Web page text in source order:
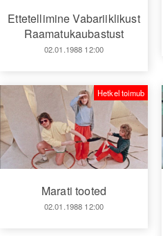
Ettetellimine Vabariiklikust
Raamatukaubastust
02.01.1988 12:00
Marati tooted
02.01.1988 12:00
Hetkel toimub